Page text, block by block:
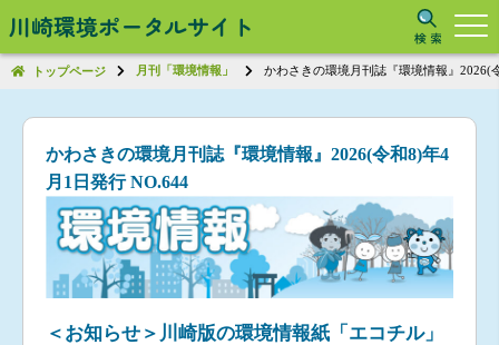
川崎環境ポータルサイト
トップページ 月刊「環境情報」 かわさきの環境月刊誌『環境情報』2026(
かわさきの環境月刊誌『環境情報』2026(令和8)年4
月1日発行 NO.644
＜お知らせ＞ 川崎版の環境情報紙「エコチル」